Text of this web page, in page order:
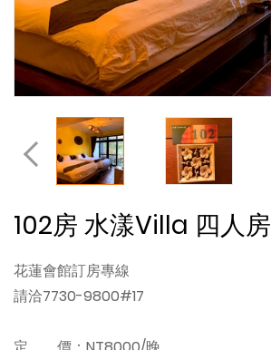
102房 水漾Villa 四人房
花蓮會館訂房專線
請洽7730-9800#17